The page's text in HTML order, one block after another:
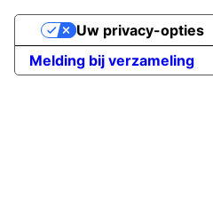
Melding bij verzameling
Uw privacy-opties